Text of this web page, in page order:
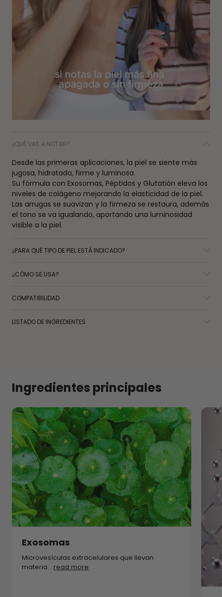
¿QUÉ VAS A NOTAR?
Desde las primeras aplicaciones, la piel se siente más
jugosa, hidratada, firme y luminosa.
Su fórmula con Exosomas, Péptidos y Glutatión eleva los
niveles de colágeno mejorando la elasticidad de la piel.
Las arrugas se suavizan y la firmeza se restaura, además
el tono se va igualando, aportando una luminosidad
visible a la piel.
¿PARA QUÉ TIPO DE PIEL ESTÁ INDICADO?
¿CÓMO SE USA?
COMPATIBILIDAD
LISTADO DE INGREDIENTES
Ingredientes principales
Exosomas
Microvesículas extracelulares que llevan
materia... read more